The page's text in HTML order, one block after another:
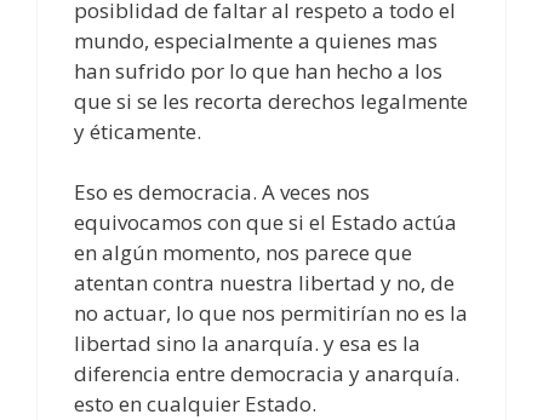
posiblidad de faltar al respeto a todo el
mundo, especialmente a quienes mas
han sufrido por lo que han hecho a los
que si se les recorta derechos legalmente
y éticamente.
Eso es democracia. A veces nos
equivocamos con que si el Estado actúa
en algún momento, nos parece que
atentan contra nuestra libertad y no, de
no actuar, lo que nos permitirían no es la
libertad sino la anarquía. y esa es la
diferencia entre democracia y anarquía.
esto en cualquier Estado.